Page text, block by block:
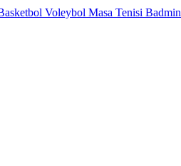
Voleybol Masa Tenisi